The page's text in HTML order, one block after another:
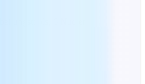
6 Nutzer